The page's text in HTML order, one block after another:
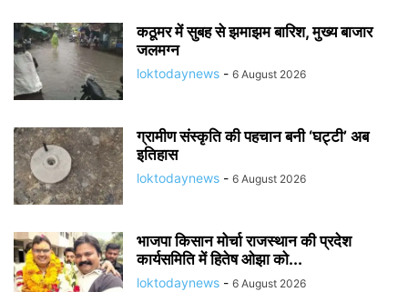
कठूमर में सुबह से झमाझम बारिश, मुख्य बाजार
जलमग्न
loktodaynews - 6 August 2026
ग्रामीण संस्कृति की पहचान बनी ‘घट्टी’ अब
इतिहास
loktodaynews - 6 August 2026
भाजपा किसान मोर्चा राजस्थान की प्रदेश
कार्यसमिति में हितेष ओझा को...
loktodaynews - 6 August 2026